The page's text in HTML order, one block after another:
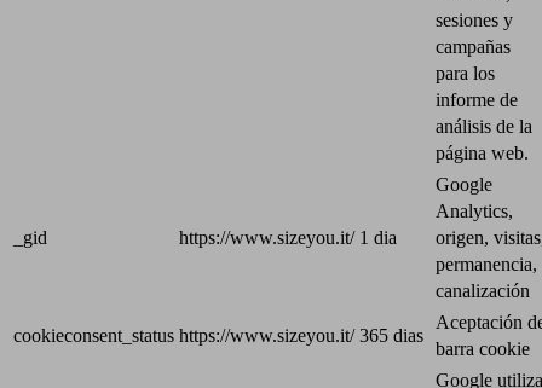
sesiones y
campañas
para los
informe de
análisis de la
página web.
_gid https://www.sizeyou.it/ 1 dia
Google
Analytics,
origen,
permanencia,
canalización
cookieconsent_status https://www.sizeyou.it/ 365 dias
Aceptación
barra cookie
Google utiliza